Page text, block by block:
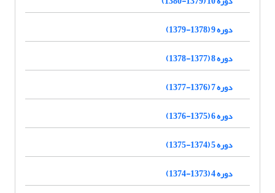
دوره 9 (1378-1379)
دوره 8 (1377-1378)
دوره 7 (1376-1377)
دوره 6 (1375-1376)
دوره 5 (1374-1375)
دوره 4 (1373-1374)